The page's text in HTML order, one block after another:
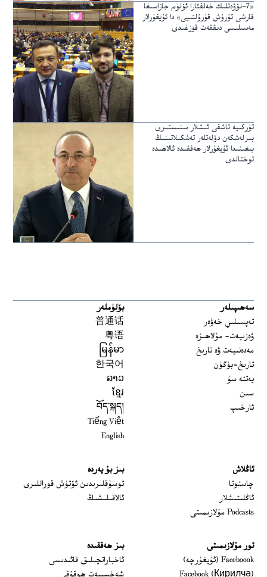
«7-نۆۋەتلىك خەلقئارا ئۆلۈم جازاسىغا
قارشى تۇرۇش قۇرۇلتىيى» دا ئۇيغۇرلار
مەسىلىسى دىققەت قوزغىدى
تۈركىيە تاشقى ئىشلار مىنىستىرى
بىرلەشكەن دۆلەتلەر تەشكىلاتىنىڭ
يىغىنىدا ئۇيغۇرلار ھەققىدە ئالاھىدە
توختالدى
سەھىپىلەر
تەپسىلىي خەۋەر
ۋەزىيەت- مۇلاھىزە
مەدەنىيەت ۋە تارىخ
تارىخ-بۈگۈن
يەتتە سۇ
سىن
ئارخىپ
بۆلۈملەر
普通话
粤语
မြန်မာ
한국어
ລາວ
ខ្មែរ
བོད་སྐད།
Tiếng Việt
English
ئاڭلاش
چاستوتا
ئاڭلىتىشلار
Podcasts مۇلازىمىتى
بىز بۇ يەردە
توسۇقلىرىدىن ئۆتۈش قوراللىرى
ئالاقىلىشىڭ
تور مۇلازىمىتى
Faceboook (ئۇيغۇرچە)
Opens in new window
Opens in new window
بىز ھەققىدە
ئاخباراتچىلىق قائىدىسى